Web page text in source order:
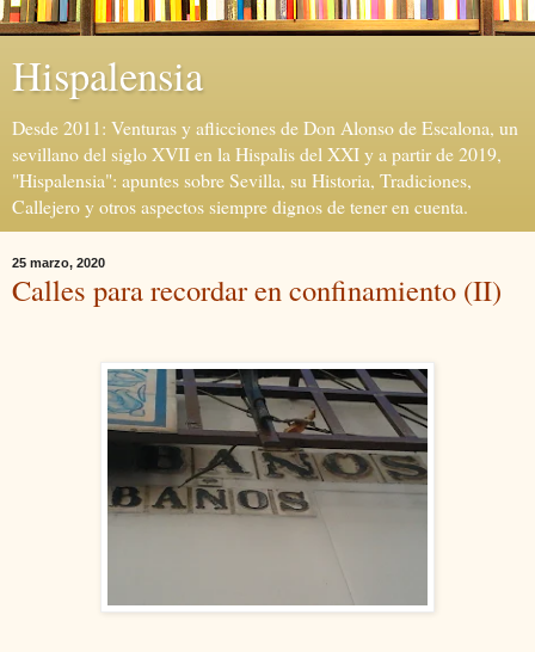
Hispalensia
Desde 2011: Venturas y aflicciones de Don Alonso de Escalona, un
sevillano del siglo XVII en la Hispalis del XXI y a partir de 2019,
"Hispalensia": apuntes sobre Sevilla, su Historia, Tradiciones,
Callejero y otros aspectos siempre dignos de tener en cuenta.
25 marzo, 2020
Calles para recordar en confinamiento (II)